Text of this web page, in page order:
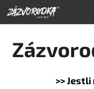
Přejít
na
obsah
>>
o